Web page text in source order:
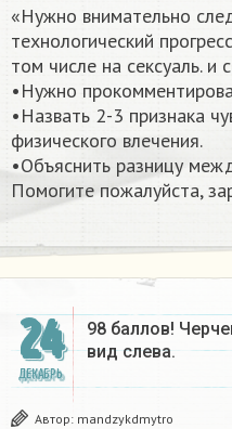
«Нужно внимательно
технологический
том числе на сексуаль. и
•Нужно
•Назвать 2-3 признака
физического влечения.
•Объяснить разницу
Помогите пожалуйста,
24
ДЕКАБРЬ
98 баллов!
вид слева.
Автор: mandzykdmytro